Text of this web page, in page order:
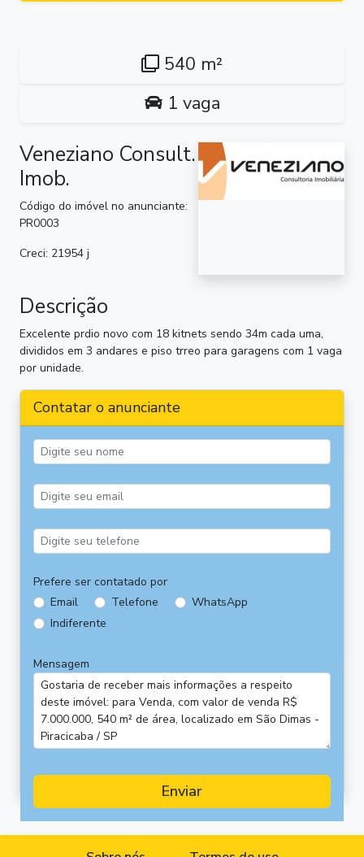
540 m²
1 vaga
Veneziano Consult.
Imob.
Código do imóvel no anunciante:
PR0003
Creci: 21954 j
Descrição
Excelente prdio novo com 18 kitnets sendo 34m cada uma,
divididos em 3 andares e piso trreo para garagens com 1 vaga
por unidade.
Contatar o anunciante
Prefere ser contatado por
Email
Telefone
WhatsApp
Indiferente
Mensagem
Enviar